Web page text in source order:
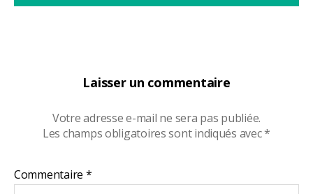
Laisser un commentaire
Votre adresse e-mail ne sera pas publiée.
Les champs obligatoires sont indiqués avec*
Commentaire *